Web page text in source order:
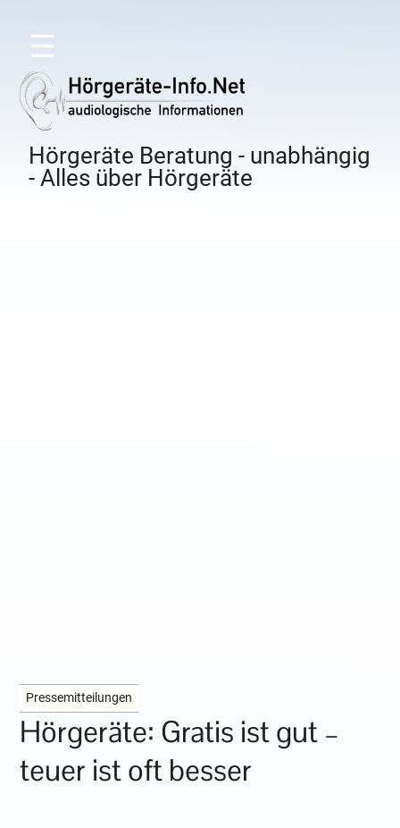
☰
Hörgeräte Beratung - unabhängig
- Alles über Hörgeräte
Pressemitteilungen
Hörgeräte: Gratis ist gut –
teuer ist oft besser